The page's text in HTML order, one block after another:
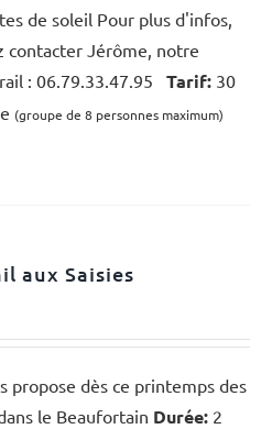
de soleil Pour plus d'infos,
contacter Jérôme, notre
: 06.79.33.47.95
Tarif:30
(groupe de 8 personnes maximum)
aux Saisies
propose dès ce printemps des
le Beaufortain Durée:2